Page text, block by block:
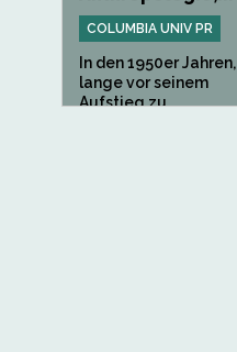
COLUMBIA UNIV PR
In den 1950er Jahren,
lange vor seinem
Aufstieg zu...